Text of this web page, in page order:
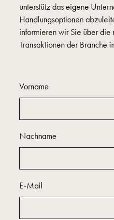
unterstütz das eigene
Handlungsoptionen
informieren wir Sie über
Transaktionen der Branche
Vorname
Nachname
E-Mail